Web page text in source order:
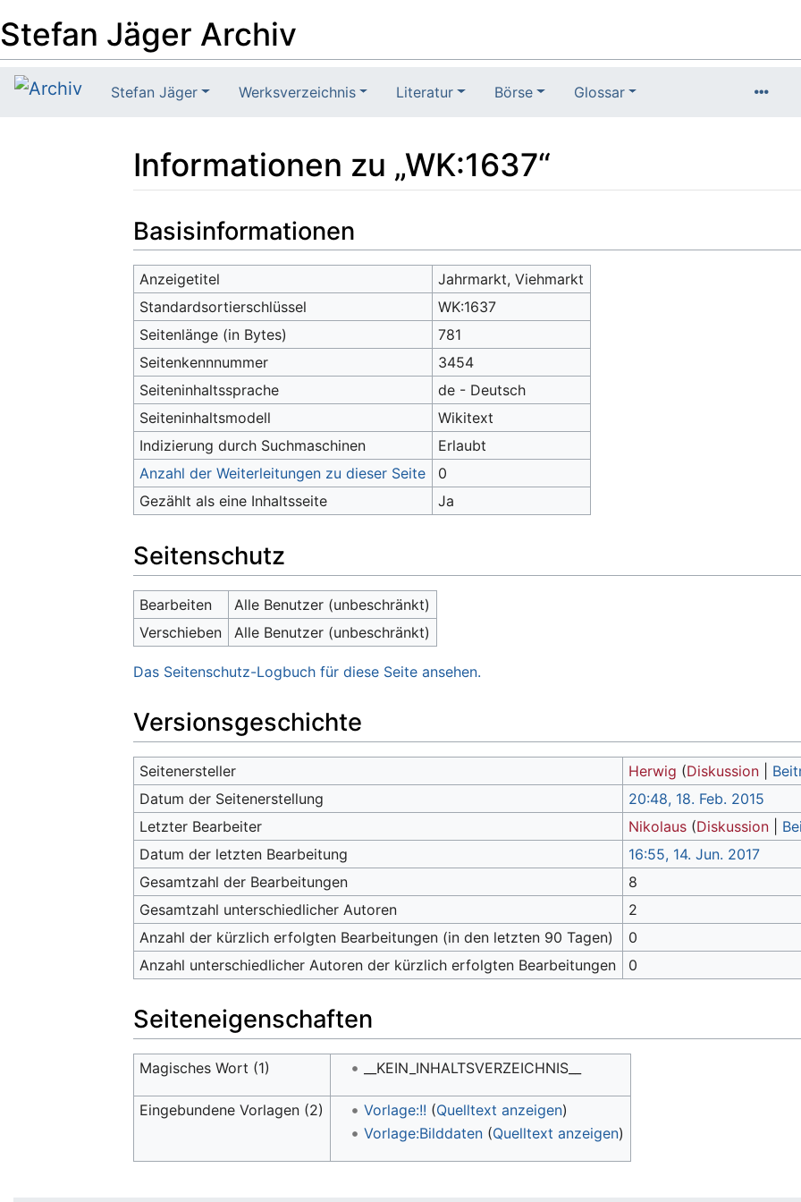
Stefan Jäger Archiv
Stefan Jäger Werksverzeichnis Literatur Börse Glossar
Informationen zu „WK:1637“
Basisinformationen
Anzeigetitel
Jahrmarkt, Viehmarkt
Standardsortierschlüssel
WK:1637
Seitenlänge (in Bytes)
781
Seitenkennnummer
3454
Seiteninhaltssprache
de - Deutsch
Seiteninhaltsmodell
Wikitext
Indizierung durch Suchmaschinen
Erlaubt
Anzahl der Weiterleitungen zu dieser Seite
0
Gezählt als eine Inhaltsseite
Ja
Seitenschutz
Bearbeiten
Alle Benutzer (unbeschränkt)
Verschieben
Alle Benutzer (unbeschränkt)
Das Seitenschutz-Logbuch für diese Seite ansehen.
Versionsgeschichte
Seitenersteller Herwig (Diskussion
Datum der Seitenerstellung
20:48, 18. Feb. 2015
Letzter Bearbeiter
Nikolaus (Diskussion
Datum der letzten Bearbeitung
16:55, 14. Jun. 2017
Gesamtzahl der Bearbeitungen
8
Gesamtzahl unterschiedlicher Autoren
2
Anzahl der kürzlich erfolgten Bearbeitungen (in den letzten 90 Tagen)
0
Anzahl unterschiedlicher Autoren der kürzlich erfolgten Bearbeitungen
0
Seiteneigenschaften
Magisches Wort (1) __KEIN_INHALTSVERZEICHNIS__
Eingebundene Vorlagen (2) Vorlage:!! (Quelltext anzeigen)
Vorlage:Bilddaten(Quelltext anzeigen)